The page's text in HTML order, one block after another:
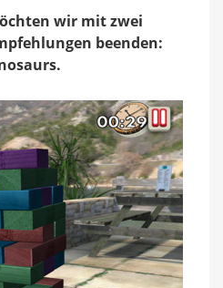
wir mit zwei
beenden: